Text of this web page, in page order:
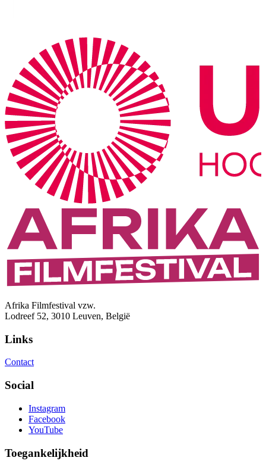
Afrika Filmfestival vzw.
Lodreef 52, 3010 Leuven, België
Links
Contact
Social
Instagram
Facebook
YouTube
Toegankelijkheid